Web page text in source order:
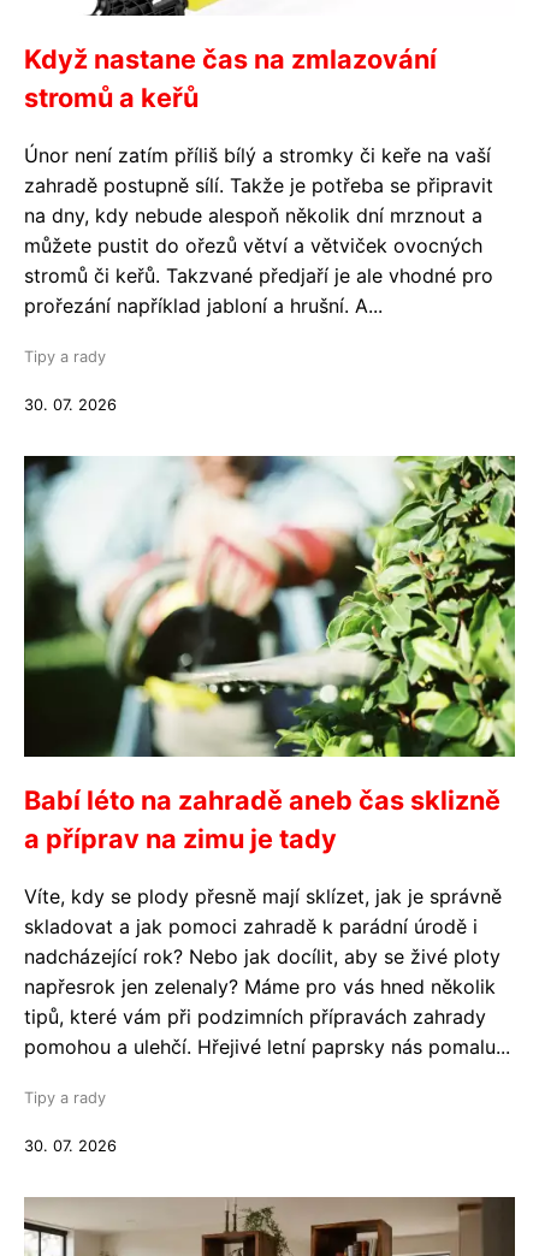
Když nastane čas na zmlazování
stromů a keřů
Únor není zatím příliš bílý a stromky či keře na vaší
zahradě postupně sílí. Takže je potřeba se připravit
na dny, kdy nebude alespoň několik dní mrznout a
můžete pustit do ořezů větví a větviček ovocných
stromů či keřů. Takzvané předjaří je ale vhodné pro
prořezání například jabloní a hrušní. A...
Tipy a rady
30. 07. 2026
Babí léto na zahradě aneb čas sklizně
a příprav na zimu je tady
Víte, kdy se plody přesně mají sklízet, jak je správně
skladovat a jak pomoci zahradě k parádní úrodě i
nadcházející rok? Nebo jak docílit, aby se živé ploty
napřesrok jen zelenaly? Máme pro vás hned několik
tipů, které vám při podzimních přípravách zahrady
pomohou a ulehčí. Hřejivé letní paprsky nás pomalu...
Tipy a rady
30. 07. 2026